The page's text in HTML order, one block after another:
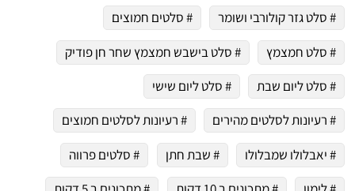
# סלט גזר קולורבי ושומר
# סלטים חמוצים
# סלט חמצמץ
# סלט בישבש חמצמץ שחר חן פודיק
# סלט ליום שבת
# סלט ליום שישי
# רעיונות לסלטים מהירים
# רעיונות לסלטים חמוצים
# יאבלולו שמבלולו
# שבת חתן
# סלטים פרווה